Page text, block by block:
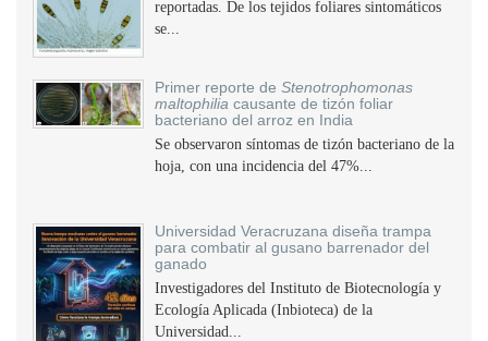
reportadas. De los tejidos foliares sintomáticos
se...
Primer reporte de Stenotrophomonas
maltophilia causante de tizón foliar
bacteriano del arroz en India
Se observaron síntomas de tizón bacteriano de la
hoja, con una incidencia del 47%...
Universidad Veracruzana diseña trampa
para combatir al gusano barrenador del
ganado
Investigadores del Instituto de Biotecnología y
Ecología Aplicada (Inbioteca) de la
Universidad...